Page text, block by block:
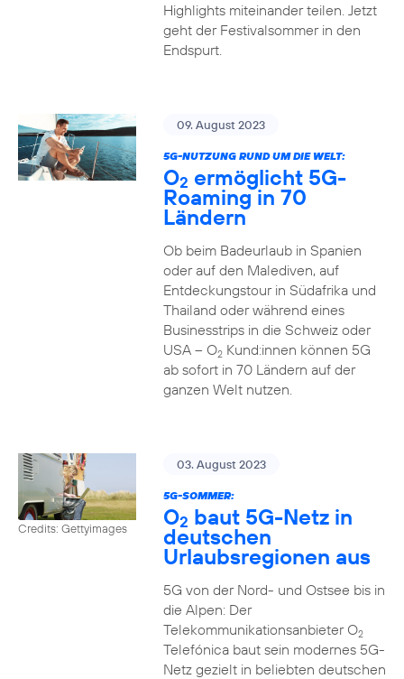
Highlights miteinander teilen. Jetzt
geht der Festivalsommer in den
Endspurt.
09. August 2023
5G-NUTZUNG RUND UM DIE WELT:
O2 ermöglicht 5G-
Roaming in 70
Ländern
Ob beim Badeurlaub in Spanien
oder auf den Malediven, auf
Entdeckungstour in Südafrika und
Thailand oder während eines
Businesstrips in die Schweiz oder
USA – O2Kund:innen können 5G
ab sofort in 70 Ländern auf der
ganzen Welt nutzen.
Credits: Gettyimages
03. August 2023
5G-SOMMER:
O2 baut 5G-Netz in
deutschen
Urlaubsregionen aus
5G von der Nord- und Ostsee bis in
die Alpen: Der
Telekommunikationsanbieter O2
Telefónica baut sein modernes 5G-
Netz gezielt in beliebten deutschen